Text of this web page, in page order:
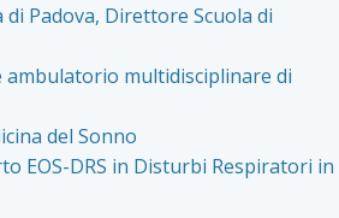
Padova, Direttore Scuola di
ambulatorio multidisciplinare di
del Sonno
EOS-DRS in Disturbi Respiratori in